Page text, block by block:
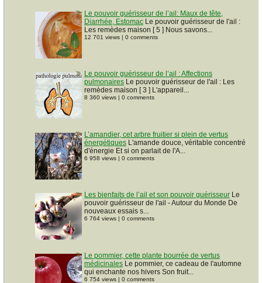
Le pouvoir guérisseur de l’ail: Maux de tête,
Diarrhée, Estomac Le pouvoir guérisseur de l'ail :
Les remèdes maison [ 5 ] Nous savons...
12 701 views| 0 comments
Le pouvoir guérisseur de l’ail : Affections
pulmonaires Le pouvoir guérisseur de l'ail : Les
remèdes maison [ 3 ] L'appareil...
8 360 views| 0 comments
L’amandier, cet arbre fruitier si plein de vertus
énergétiques L'amande douce, véritable concentré
d'énergie Et si on parlait de l'A...
6 958 views| 0 comments
Les bienfaits de l’ail et son pouvoir guérisseur Le
pouvoir guérisseur de l'ail - Autour du Monde De
nouveaux essais s...
6 764 views| 0 comments
Le pommier, cette plante bourrée de vertus
médicinales Le pommier, ce cadeau de l'automne
qui enchante nos hivers Son fruit...
6 754 views| 0 comments